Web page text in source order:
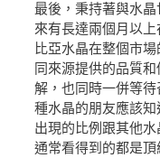
最後，秉持著與水
來有長達兩個月以
比亞水晶在整個市
同來源提供的品質
解，也同時一併等
種水晶的朋友應該
出現的比例跟其他
通常看得到的都是